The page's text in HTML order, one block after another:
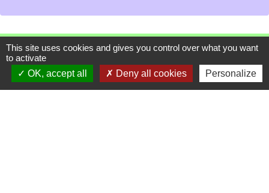
Contacts
Mairie de Les Chapelles
Chef-lieu - 13 rue du Chatelet
This site uses cookies and gives you control over what you want
to activate
OK, accept all
Deny all cookies Personalize